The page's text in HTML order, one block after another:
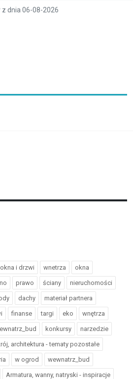
z dnia 06-08-2026
okna i drzwi wnetrza okna
prawo ściany nieruchomości
dachy materiał partnera
finanse targi eko wnętrza
konkursy narzedzie
architektura - tematy pozostałe
w ogrod wewnatrz_bud
Armatura, wanny, natryski - inspiracje